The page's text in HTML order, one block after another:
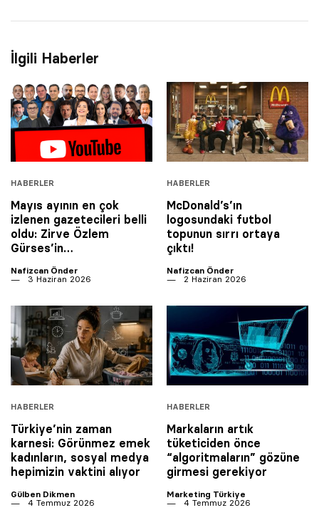
İlgili Haberler
HABERLER
Mayıs ayının en çok
izlenen gazetecileri belli
oldu: Zirve Özlem
Gürses’in…
Nafizcan Önder
3 Haziran 2026
HABERLER
McDonald’s’ın
logosundaki futbol
topunun sırrı ortaya
çıktı!
Nafizcan Önder
2 Haziran 2026
HABERLER
Türkiye’nin zaman
karnesi: Görünmez emek
kadınların, sosyal medya
hepimizin vaktini alıyor
Gülben Dikmen
4 Temmuz 2026
HABERLER
Markaların artık
tüketiciden önce
“algoritmaların” gözüne
girmesi gerekiyor
Marketing Türkiye
4 Temmuz 2026